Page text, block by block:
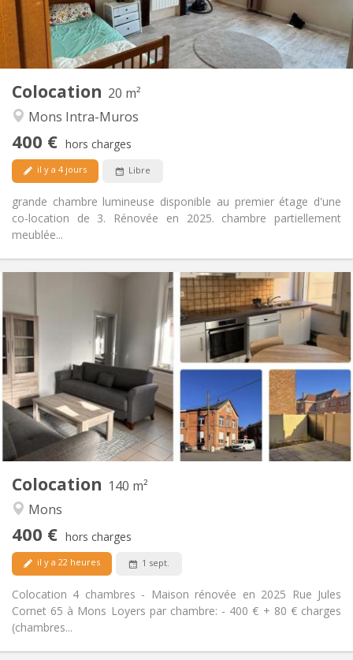
Colocation 20 m²
Mons Intra-Muros
400 € hors charges
il y a 4 jours Libre
grande chambre lumineuse disponible au premier étage d'une
co-location de 3. Rénovée en 2025. chambre partiellement
meublée...
Salle de bain:
Commune
Cuisine:
Commune
Superficie:
20 m
Pièces privées:
1
Chaleureuse, calme, studieuse
Colocation 140 m²
Mons
400 € hors charges
il y a 22 heures 1 sept.
Colocation 4 chambres - Maison rénovée en 2025 Rue Jules
Cornet 65 à Mons Loyers par chambre: - 400 € + 80 € charges
(chambres...
Infos Pratiques
Loyer:
400 €
Charges:
80 €
Durée:
12 mois
Domiciliation:
Non
Aménagement
Salle de bain:
Privée
Cuisine:
Commune
Superficie:
140 m
2
Pièces privées: